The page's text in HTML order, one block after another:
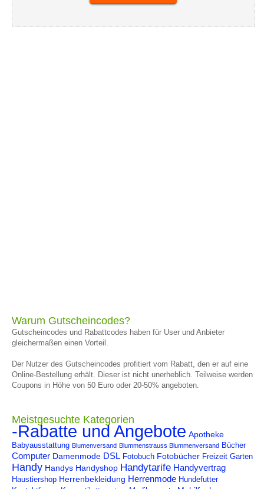
Warum Gutscheincodes?
Gutscheincodes und Rabattcodes haben für User und Anbieter
gleichermaßen einen Vorteil.
Der Nutzer des Gutscheincodes profitiert vom Rabatt, den er auf eine
Online-Bestellung erhält. Dieser ist nicht unerheblich. Teilweise werden
Coupons in Höhe von 50 Euro oder 20-50% angeboten.
Meistgesuchte Kategorien
-Rabatte und Angebote Apotheke
Babyausstattung Blumenversand Blummenstrauss Blummenversand Bücher
Computer Damenmode DSL Fotobuch Fotobücher Freizeit Garten
Handy Handys Handyshop Handytarife Handyvertrag
Haustiershop Herrenbekleidung Herrenmode Hundefutter